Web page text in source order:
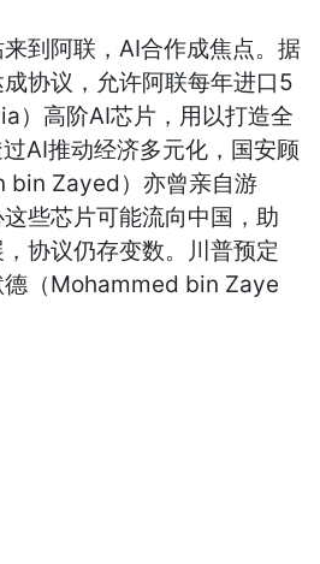
到阿联，AI合作成焦点。据
协议，允许阿联每年进口5
）高阶AI芯片，用以打造全
AI推动经济多元化，国安顾
bin Zayed）亦曾亲自游
些芯片可能流向中国，助
协议仍存变数。川普预定
德（Mohammed bin Zaye